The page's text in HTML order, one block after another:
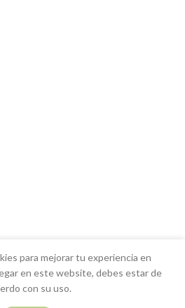
compras desde s/.100 ,válido
para mejorar tu experiencia en
en este website, debes estar de
con su uso.